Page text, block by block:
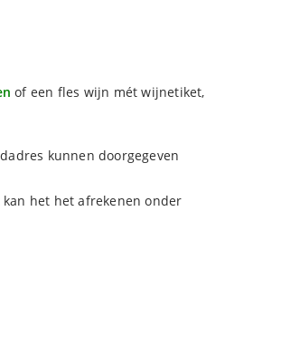
of een fles wijn mét wijnetiket,
kunnen doorgegeven
het het afrekenen onder